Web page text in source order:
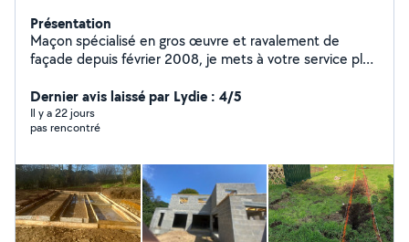
Présentation
Maçon spécialisé en gros œuvre et ravalement de
façade depuis février 2008, je mets à votre service plus
comme en rénovation. Réalisation d'enduits, peinture de
façade, escaliers, terrasses et aménagements en béton
armé. Travail soigné, respect des délais et
votre projet. Devis gratuit et réponse rapide. Basé à
Lorient, j'interviens rapidement dans un rayon de 30 km.
Entreprise sérieuse, déclarée et assurée en
responsabilité civile et garantie décennale.
Dernier avis laissé par Lydie : 4/5
Il y a 22 jours
pas rencontré